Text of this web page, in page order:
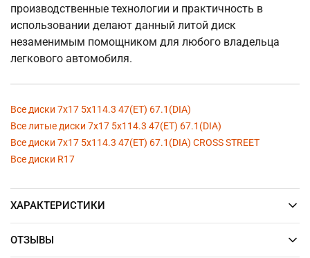
производственные технологии и практичность в
использовании делают данный литой диск
незаменимым помощником для любого владельца
легкового автомобиля.
Все диски 7x17 5x114.3 47(ET) 67.1(DIA)
Все литые диски 7x17 5x114.3 47(ET) 67.1(DIA)
Все диски 7x17 5x114.3 47(ET) 67.1(DIA) CROSS STREET
Все диски R17
ХАРАКТЕРИСТИКИ
ОТЗЫВЫ